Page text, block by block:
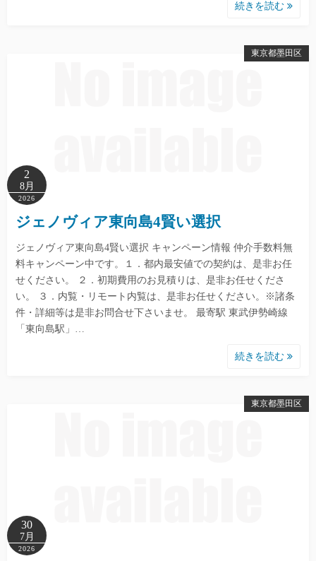
続きを読む
東京都墨田区
2
8月
2026
ジェノヴィア東向島4賢い選択
ジェノヴィア東向島4賢い選択 キャンペーン情報 仲介手数料無
料キャンペーン中です。１．都内最安値での契約は、是非お任
せください。 ２．初期費用のお見積りは、是非お任せくださ
い。 ３．内覧・リモート内覧は、是非お任せください。※諸条
件・詳細等は是非お問合せ下さいませ。 最寄駅 東武伊勢崎線
「東向島駅」…
続きを読む
東京都墨田区
30
7月
2026